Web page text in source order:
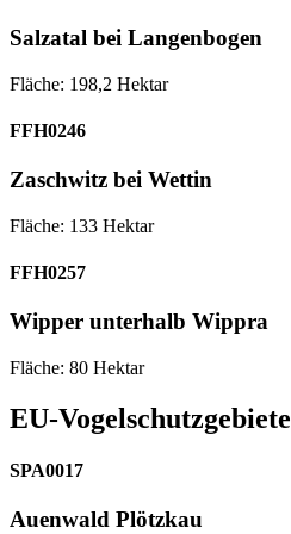
Salzatal bei Langenbogen
Fläche: 198,2 Hektar
FFH0246
Zaschwitz bei Wettin
Fläche: 133 Hektar
FFH0257
Wipper unterhalb Wippra
Fläche: 80 Hektar
EU-Vogelschutzgebiete
SPA0017
Auenwald Plötzkau